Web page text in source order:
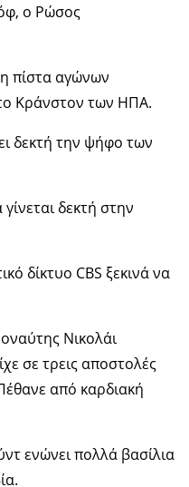
ο Ρώσος
πίστα αγώνων
Κράνστον των ΗΠΑ.
δεκτή την ψήφο των
δεκτή στην
δίκτυο CBS ξεκινά να
Νικολάι
σε τρεις αποστολές
από καρδιακή
ενώνει πολλά βασίλια